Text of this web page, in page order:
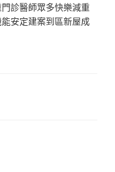
診醫師眾多快樂減重
安定建案到區新屋成